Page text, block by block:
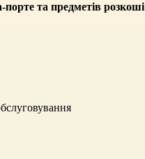
порте та предметів розкоші